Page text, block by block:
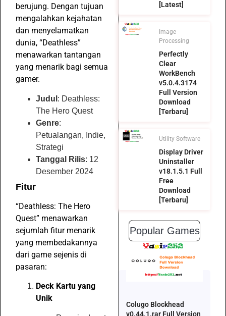
berujung. Dengan tujuan
mengalahkan kejahatan
dan menyelamatkan
dunia, “Deathless”
menawarkan tantangan
yang menarik bagi semua
gamer.
Judul : Deathless:
The Hero Quest
Genre:
Petualangan, Indie,
Strategi
Tanggal Rilis: 12
Desember 2024
Fitur
“Deathless: The Hero
Quest” menawarkan
sejumlah fitur menarik
yang membedakannya
dari game sejenis di
pasaran:
Deck Kartu yang
Unik
[Latest]
Image
Processing
Perfectly
Clear
WorkBench
v5.0.4.3174
Full Version
Download
[Terbaru]
Utility Software
Display Driver
Uninstaller
v18.1.5.1 Full
Free
Download
[Terbaru]
Popular Games
Colugo Blockhead
v0.44.1.rar Full Version